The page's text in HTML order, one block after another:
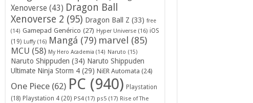
Xenoverse (43) Dragon Ball
Xenoverse 2 (95) Dragon Ball Z (33) free
(14) Gamepad Genérico (27) Hyper Universe(16) iOS
(19) Luffy(16) Mangá (79) marvel (85)
MCU (58) My Hero Academia (14) Naruto (15)
Naruto Shippuden (34) Naruto Shippuden
Ultimate Ninja Storm 4(29) NiER Automata (24)
One Piece(62) PC (940) Playstation
(18) Playstation 4(20) PS4(17) ps5(17) Rise of The